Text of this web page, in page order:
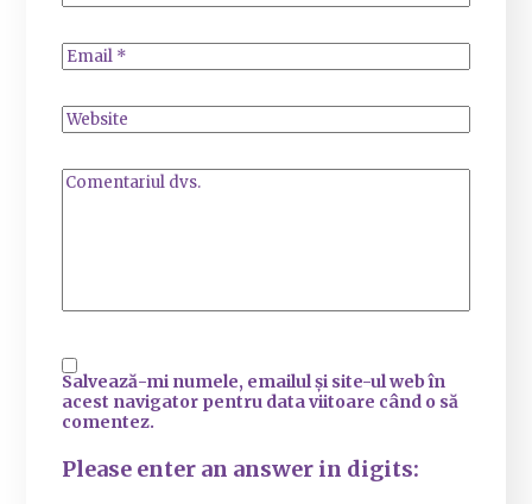
Salvează-mi numele, emailul și site-ul web în
acest navigator pentru data viitoare când o să
comentez.
Please enter an answer in digits: